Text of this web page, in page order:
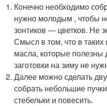
Конечно необходимо
нужно молодым , чтобы
зонтиков — цветков. Не
Смысл в том, что в таких
масла, которые полезны
заготовки на зиму не
Далее можно сделать
собрать небольшие
стебельки и повесить.